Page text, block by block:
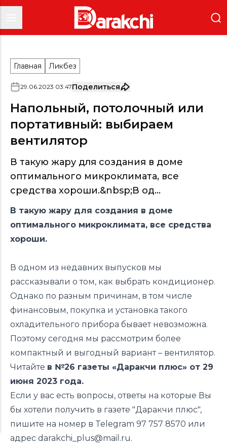
Главная Ликбез
29.06.2023 03:47Поделиться
Напольный, потолочный или
портативный: выбираем
вентилятор
В такую жару для создания в доме
оптимального микроклимата, все
средства хороши.&nbsp;В од...
В такую жару для создания в доме
оптимального микроклимата, все средства
хороши.
В одном из недавних выпусков мы
рассказывали о том, как выбрать кондиционер.
Однако по разным причинам, в том числе
финансовым, покупка и установка такого
охладительного прибора бывает невозможна.
Поэтому сегодня мы рассмотрим более
компактный и выгодный вариант – вентилятор.
Читайте в №26 газеты «Даракчи плюс» от 29
июня 2023 года.
Если у вас есть вопросы, ответы на которые Вы
бы хотели получить в газете "Даракчи плюс",
пишите на номер в Telegram 97 757 8570 или
адрес darakchi_plus@mail.ru.